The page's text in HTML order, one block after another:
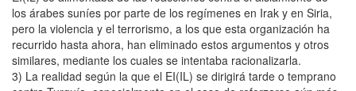
los árabes suníes por parte de los regímenes en Irak y en Siria,
pero la violencia y el terrorismo, a los que esta organización ha
recurrido hasta ahora, han eliminado estos argumentos y otros
similares, mediante los cuales se intentaba racionalizarla.
3) La realidad según la que el EI(IL) se dirigirá tarde o temprano